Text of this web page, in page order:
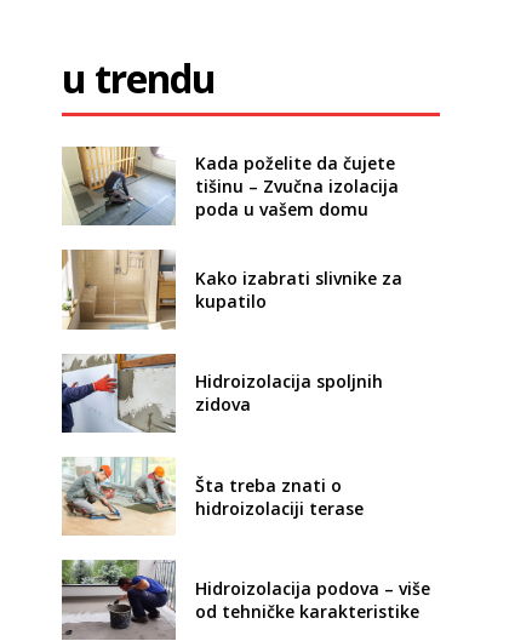
u trendu
Kada poželite da čujete
tišinu – Zvučna izolacija
poda u vašem domu
Kako izabrati slivnike za
kupatilo
Hidroizolacija spoljnih
zidova
Šta treba znati o
hidroizolaciji terase
Hidroizolacija podova – više
od tehničke karakteristike